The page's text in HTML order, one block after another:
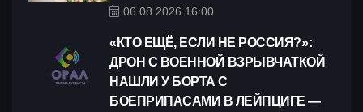
06.08.2026 16:00
«КТО ЕЩЁ, ЕСЛИ НЕ РОССИЯ?»:
ДРОН С ВОЕННОЙ ВЗРЫВЧАТКОЙ
НАШЛИ У БОРТА С
БОЕПРИПАСАМИ В ЛЕЙПЦИГЕ —